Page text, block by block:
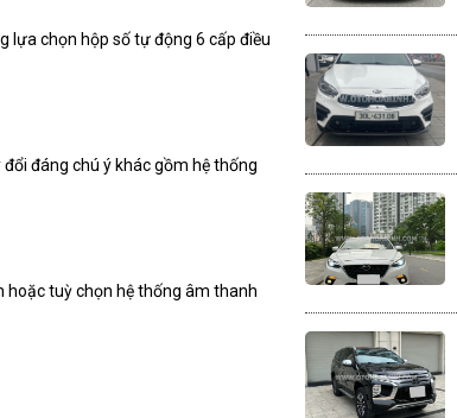
lựa chọn hộp số tự động 6 cấp điều
đáng chú ý khác gồm hệ thống
hoặc tuỳ chọn hệ thống âm thanh